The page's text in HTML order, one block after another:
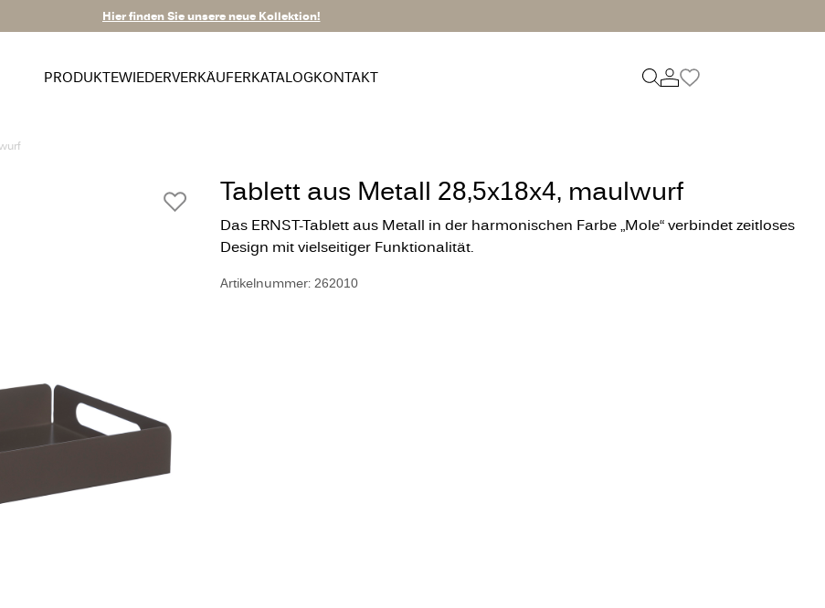
Hier finden Sie unsere neue Kollektion!
PRODUKTEWIEDERVERKÄUFERKATALOGKONTAKT
Tablett aus Metall 28,5x18x4, maulwurf
Das ERNST-Tablett aus Metall in der harmonischen Farbe „Mole“ verbindet zeitloses
Design mit vielseitiger Funktionalität.
Artikelnummer: 262010